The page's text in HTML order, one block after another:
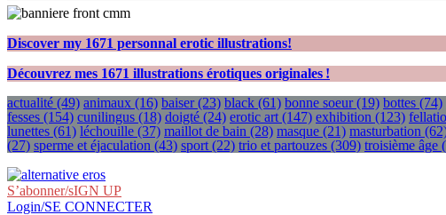
Discover my 1671 personnal erotic illustrations!
Découvrez mes 1671 illustrations érotiques originales !
actualité (49) animaux (16) baiser(23) black (61) bonne soeur(19) bottes (74)
fesses (154) cunilingus (18) doigté (24) erotic art (147) exhibition (123)
lunettes (61) léchouille (37) maillot de bain (28) masque (21) masturbation
(27) sperme et éjaculation (43) sport (22) trio et partouzes (309) troisième âge
S’abonner/sIGN UP
Login/SE CONNECTER